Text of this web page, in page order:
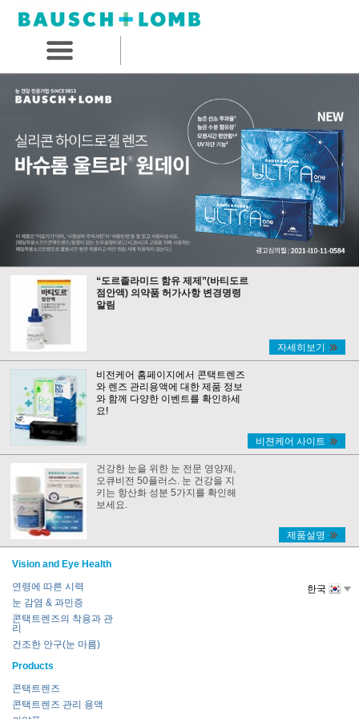
“도르졸라미드 함유 제제”(바티도르
점안액) 의약품 허가사항 변경명령
알림
자세히보기
비전케어 홈페이지에서 콘택트렌즈
와 렌즈 관리용액에 대한 제품 정보
와 함께 다양한 이벤트를 확인하세
요!
비젼케어 사이트
건강한 눈을 위한 눈 전문 영양제,
오큐비전 50플러스. 눈 건강을 지
키는 항산화 성분 5가지를 확인해
보세요.
제품설명
Vision and Eye Health
연령에 따른 시력
눈 감염 & 과민증
콘택트렌즈의 착용과 관
리
건조한 안구(눈 마름)
Products
콘택트렌즈
콘택트렌즈 관리 용액
한국